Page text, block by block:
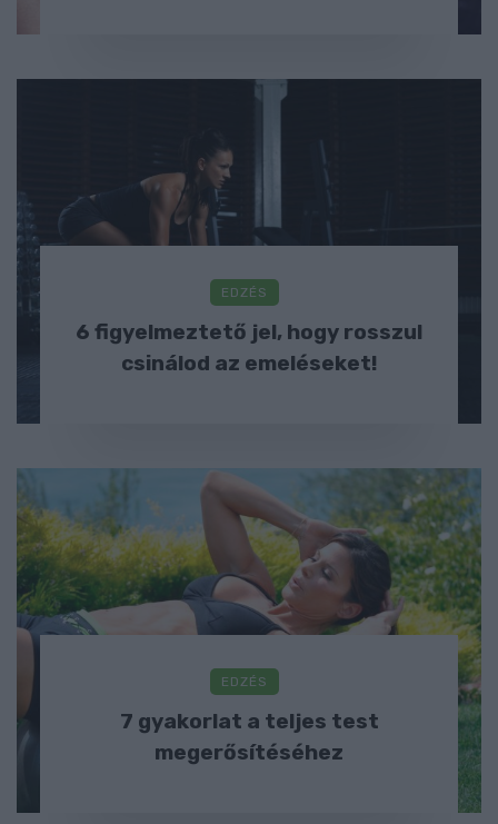
EDZÉS
6 figyelmeztető jel, hogy rosszul
csinálod az emeléseket!
EDZÉS
7 gyakorlat a teljes test
megerősítéséhez